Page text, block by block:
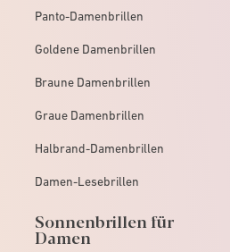
Panto-Damenbrillen
Goldene Damenbrillen
Braune Damenbrillen
Graue Damenbrillen
Halbrand-Damenbrillen
Damen-Lesebrillen
Sonnenbrillen für
Damen